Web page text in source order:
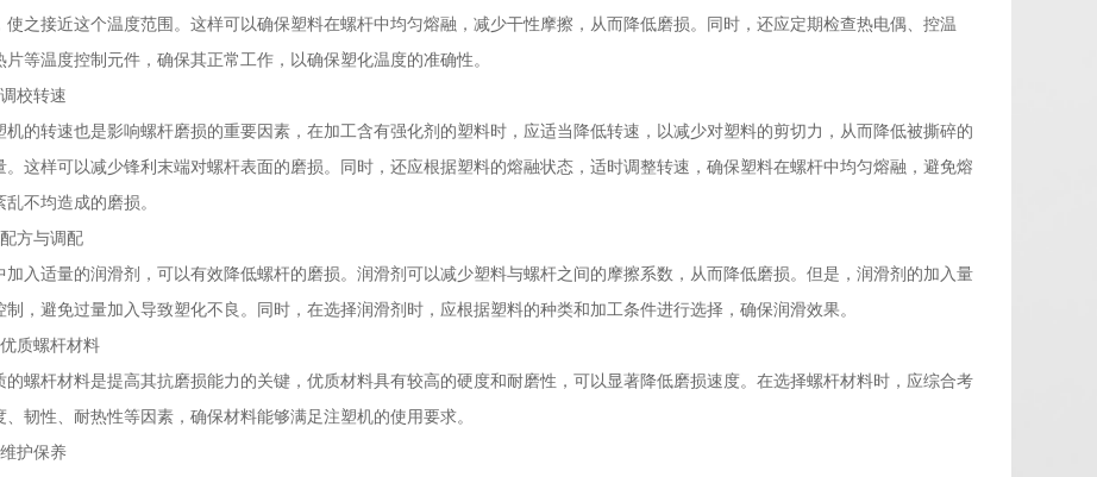
使之接近这个温度范围。这样可以确保塑料在螺杆中均匀熔融，减少干性摩擦，从而降低磨损。同时，还应定期检查热电偶、控温
片等温度控制元件，确保其正常工作，以确保塑化温度的准确性。
校转速
机的转速也是影响螺杆磨损的重要因素，在加工含有强化剂的塑料时，应适当降低转速，以减少对塑料的剪切力，从而降低被撕碎的
。这样可以减少锋利末端对螺杆表面的磨损。同时，还应根据塑料的熔融状态，适时调整转速，确保塑料在螺杆中均匀熔融，避免熔
乱不均造成的磨损。
方与调配
加入适量的润滑剂，可以有效降低螺杆的磨损。润滑剂可以减少塑料与螺杆之间的摩擦系数，从而降低磨损。但是，润滑剂的加入量
制，避免过量加入导致塑化不良。同时，在选择润滑剂时，应根据塑料的种类和加工条件进行选择，确保润滑效果。
质螺杆材料
的螺杆材料是提高其抗磨损能力的关键，优质材料具有较高的硬度和耐磨性，可以显著降低磨损速度。在选择螺杆材料时，应综合考
、韧性、耐热性等因素，确保材料能够满足注塑机的使用要求。
护保养